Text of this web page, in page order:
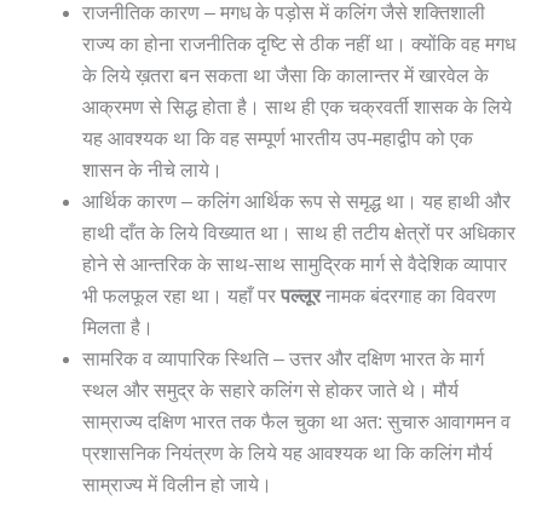
राजनीतिक कारण – मगध के पड़ोस में कलिंग जैसे शक्तिशाली
राज्य का होना राजनीतिक दृष्टि से ठीक नहीं था। क्योंकि वह मगध
के लिये ख़तरा बन सकता था जैसा कि कालान्तर में खारवेल के
आक्रमण से सिद्ध होता है। साथ ही एक चक्रवर्ती शासक के लिये
यह आवश्यक था कि वह सम्पूर्ण भारतीय उप-महाद्वीप को एक
शासन के नीचे लाये।
आर्थिक कारण – कलिंग आर्थिक रूप से समृद्ध था। यह हाथी और
हाथी दाँत के लिये विख्यात था। साथ ही तटीय क्षेत्रों पर अधिकार
होने से आन्तरिक के साथ-साथ सामुद्रिक मार्ग से वैदेशिक व्यापार
भी फलफूल रहा था। यहाँ पर पल्लूरनामक बंदरगाह का विवरण
मिलता है।
सामरिक व व्यापारिक स्थिति – उत्तर और दक्षिण भारत के मार्ग
स्थल और समुद्र के सहारे कलिंग से होकर जाते थे। मौर्य
साम्राज्य दक्षिण भारत तक फैल चुका था अत: सुचारु आवागमन व
प्रशासनिक नियंत्रण के लिये यह आवश्यक था कि कलिंग मौर्य
साम्राज्य में विलीन हो जाये।